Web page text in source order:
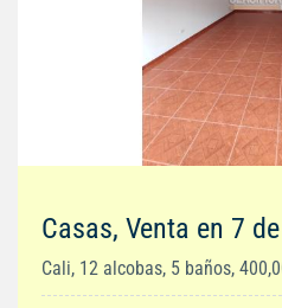
Casas, Venta en 7
Cali, 12 alcobas, 5 baños,